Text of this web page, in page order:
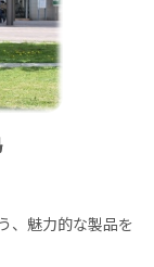
、魅力的な製品を